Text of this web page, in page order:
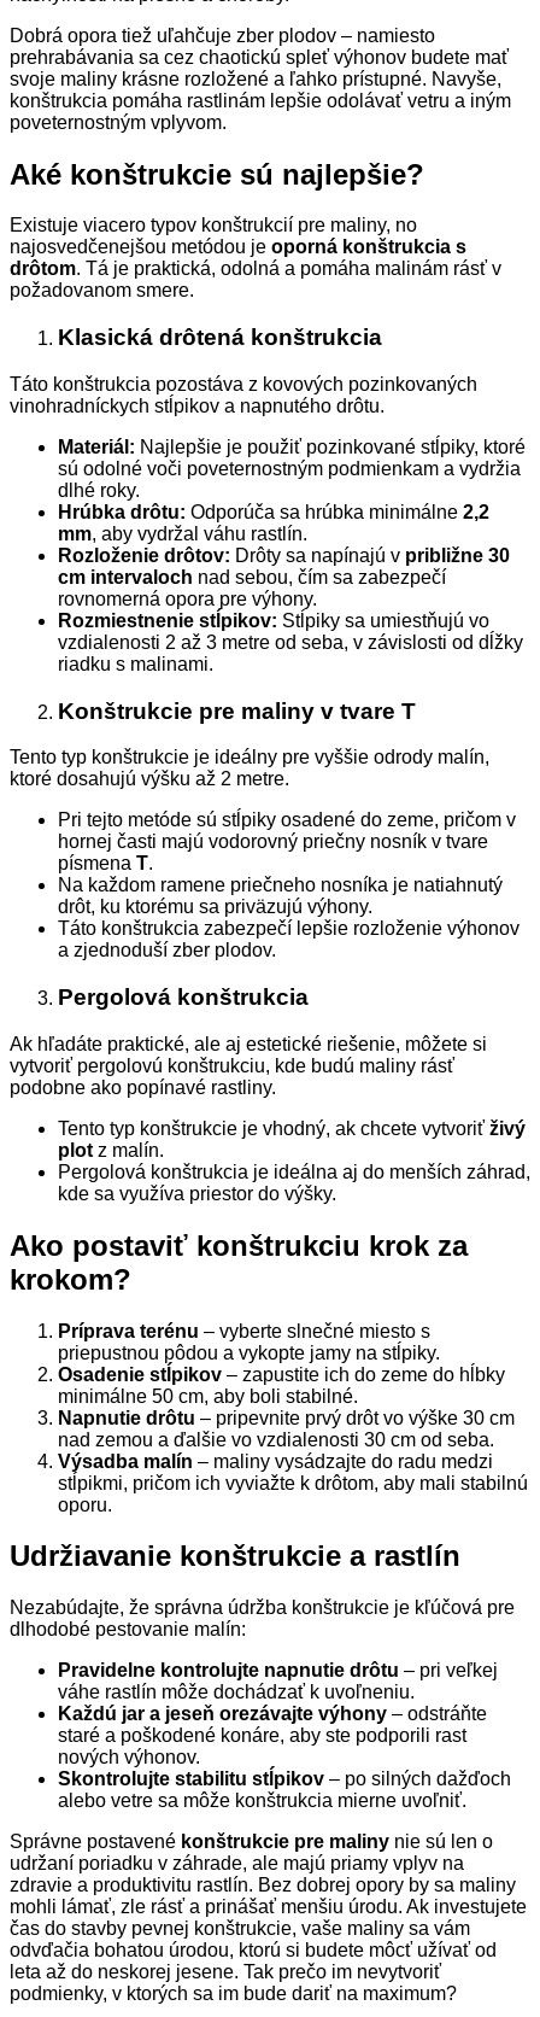
Dobrá opora tiež uľahčuje zber plodov – namiesto
prehrabávania sa cez chaotickú spleť výhonov budete mať
svoje maliny krásne rozložené a ľahko prístupné. Navyše,
konštrukcia pomáha rastlinám lepšie odolávať vetru a iným
poveternostným vplyvom.
Aké konštrukcie sú najlepšie?
Existuje viacero typov konštrukcií pre maliny, no
najosvedčenejšou metódou je oporná konštrukcia s
drôtom. Tá je praktická, odolná a pomáha malinám rásť v
požadovanom smere.
Klasická drôtená konštrukcia
Táto konštrukcia pozostáva z kovových pozinkovaných
vinohradníckych stĺpikov a napnutého drôtu.
Materiál: Najlepšie je použiť pozinkované stĺpiky, ktoré
sú odolné voči poveternostným podmienkam a vydržia
dlhé roky.
Hrúbka drôtu: Odporúča sa hrúbka minimálne 2,2
mm, aby vydržal váhu rastlín.
Rozloženie drôtov: Drôty sa napínajú v približne 30
cm intervaloch nad sebou, čím sa zabezpečí
rovnomerná opora pre výhony.
Rozmiestnenie stĺpikov: Stĺpiky sa umiestňujú vo
vzdialenosti 2 až 3 metre od seba, v závislosti od dĺžky
riadku s malinami.
Konštrukcie pre maliny v tvare T
Tento typ konštrukcie je ideálny pre vyššie odrody malín,
ktoré dosahujú výšku až 2 metre.
Pri tejto metóde sú stĺpiky osadené do zeme, pričom v
hornej časti majú vodorovný priečny nosník v tvare
písmena T.
Na každom ramene priečneho nosníka je natiahnutý
drôt, ku ktorému sa priväzujú výhony.
Táto konštrukcia zabezpečí lepšie rozloženie výhonov
a zjednoduší zber plodov.
Pergolová konštrukcia
Ak hľadáte praktické, ale aj estetické riešenie, môžete si
vytvoriť pergolovú konštrukciu, kde budú maliny rásť
podobne ako popínavé rastliny.
Tento typ konštrukcie je vhodný, ak chcete vytvoriť živý
plot z malín.
Pergolová konštrukcia je ideálna aj do menších záhrad,
kde sa využíva priestor do výšky.
Ako postaviť konštrukciu krok za
krokom?
Príprava terénu – vyberte slnečné miesto s
priepustnou pôdou a vykopte jamy na stĺpiky.
Osadenie stĺpikov – zapustite ich do zeme do hĺbky
minimálne 50 cm, aby boli stabilné.
Napnutie drôtu – pripevnite prvý drôt vo výške 30 cm
nad zemou a ďalšie vo vzdialenosti 30 cm od seba.
Výsadba malín – maliny vysádzajte do radu medzi
stĺpikmi, pričom ich vyviažte k drôtom, aby mali stabilnú
oporu.
Udržiavanie konštrukcie a rastlín
Nezabúdajte, že správna údržba konštrukcie je kľúčová pre
dlhodobé pestovanie malín:
Pravidelne kontrolujte napnutie drôtu – pri veľkej
váhe rastlín môže dochádzať k uvoľneniu.
Každú jar a jeseň orezávajte výhony – odstráňte
staré a poškodené konáre, aby ste podporili rast
nových výhonov.
Skontrolujte stabilitu stĺpikov – po silných dažďoch
alebo vetre sa môže konštrukcia mierne uvoľniť.
Správne postavené konštrukcie pre maliny nie sú len o
udržaní poriadku v záhrade, ale majú priamy vplyv na
zdravie a produktivitu rastlín. Bez dobrej opory by sa maliny
mohli lámať, zle rásť a prinášať menšiu úrodu. Ak investujete
čas do stavby pevnej konštrukcie, vaše maliny sa vám
odvďačia bohatou úrodou, ktorú si budete môcť užívať od
leta až do neskorej jesene. Tak prečo im nevytvoriť
podmienky, v ktorých sa im bude dariť na maximum?